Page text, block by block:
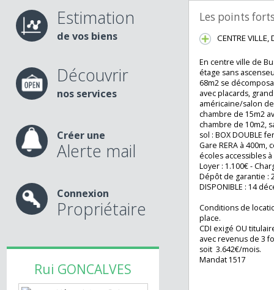
de vos biens
nos services
Alerte mail
Propriétaire
Les points
CENTRE
En centre ville
étage sans
68m2 se
avec placards,
américaine/
chambre de
chambre de
sol : BOX
Gare RERA à
écoles
Loyer : 1.100€ -
Dépôt de
DISPONIBLE :
Conditions de
place.